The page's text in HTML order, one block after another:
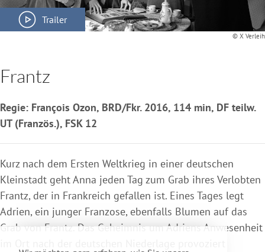
Trailer
© X Verleih
Frantz
Regie: François Ozon, BRD/Fkr. 2016, 114 min, DF teilw.
UT (Französ.), FSK 12
Kurz nach dem Ersten Weltkrieg in einer deutschen
Kleinstadt geht Anna jeden Tag zum Grab ihres Verlobten
Frantz, der in Frankreich gefallen ist. Eines Tages legt
Adrien, ein junger Franzose, ebenfalls Blumen auf das
Grab von Frantz. Das Geheimnis um Adriens Anwesenheit